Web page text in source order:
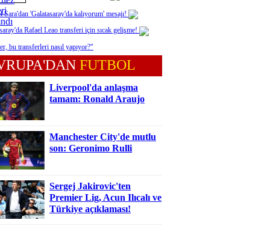
Sara'dan 'Galatasaray'da kalıyorum' mesajı!
Rafael Leao transferi için sıcak gelişme!
bu transferleri nasıl yapıyor?"
FUTBOL
Liverpool'da anlaşma
tamam: Ronald Araujo
Manchester City'de mutlu
son: Geronimo Rulli
Sergej Jakirovic'ten
Premier Lig, Acun Ilıcalı ve
Türkiye açıklaması!